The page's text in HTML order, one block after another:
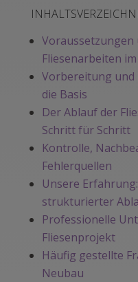
Fliesenarbeiten
Vorbereitung und
die Basis
Der Ablauf der
Schritt für Schritt
Kontrolle,
Fehlerquellen
Unsere
strukturierter
Professionelle
Fliesenprojekt
Häufig gestellte
Neubau